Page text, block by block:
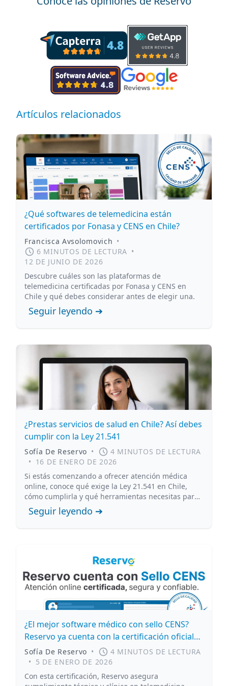
Artículos relacionados
¿Qué softwares de telemedicina están
certificados por Fonasa y CENS en Chile?
Francisca Avsolomovich •
6 MINUTOS DE LECTURA •
12 DE JUNIO DE 2026
Descubre cuáles son las plataformas de
telemedicina certificadas por Fonasa y CENS en
Chile y qué debes considerar antes de elegir una.
Seguir leyendo ➔
¿Prestas servicios de salud en Chile? Así debes
cumplir con la Ley 21.541
Sofía De Reservo •
4 MINUTOS DE LECTURA
• 16 DE ENERO DE 2026
Si estás comenzando a ofrecer atención médica
online, conoce qué exige la Ley 21.541 en Chile,
cómo cumplirla y qué herramientas necesitas para
brindar una atención digital segura, legal y de
calidad.
Seguir leyendo ➔
¿El mejor software médico con sello CENS?
Reservo ya cuenta con la certificación oficial
en Chile
Sofía De Reservo •
4 MINUTOS DE LECTURA
• 5 DE ENERO DE 2026
Con esta certificación, Reservo asegura